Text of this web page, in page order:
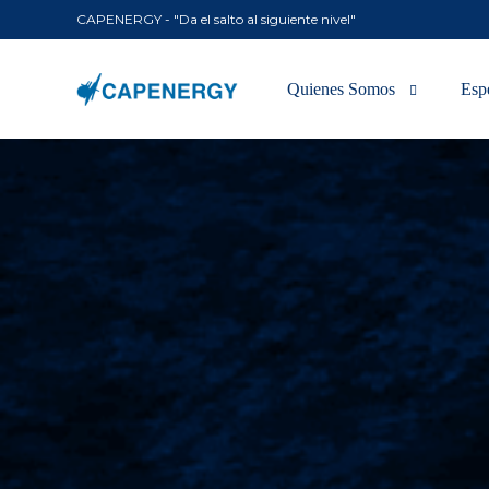
CAPENERGY - "Da el salto al siguiente nivel"
Quienes Somos